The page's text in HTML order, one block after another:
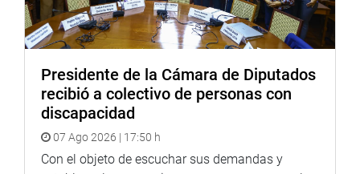
Belaunde criticaron al primer ministro por ignorar la
legislación vigente y pretender que la comisión
investigadora invite a la titular de Justicia. «Es
colega acciopopulista manifestó que «es grave,
irrespetuoso, intolerante y antidemocrático que el
presidente del Consejo de Ministros pida que la comisión
cite a la ministra Pérez Tello para que explique la
salida de las procuradoras Príncipe y Ampuero».
Presidente de la Cámara de Diputados
recibió a colectivo de personas con
discapacidad
07 Ago 2026 | 17:50 h
Con el objeto de escuchar sus demandas y